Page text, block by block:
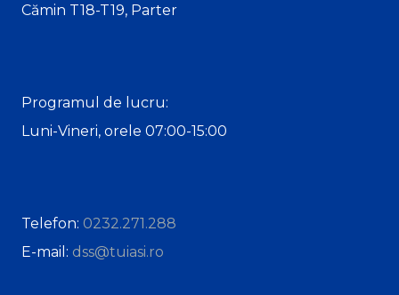
Cămin T18-T19, Parter
Programul de lucru:
Luni-Vineri, orele 07:00-15:00
Telefon: 0232.271.288
E-mail: dss@tuiasi.ro